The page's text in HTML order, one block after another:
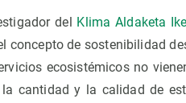
del Klima Aldaketa
concepto de sostenibilidad
ecosistémicos no
cantidad y la calidad de